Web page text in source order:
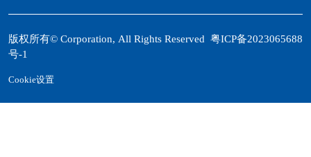
版权所有© Corporation, All Rights Reserved 粤ICP备2023065688
号-1
Cookie设置